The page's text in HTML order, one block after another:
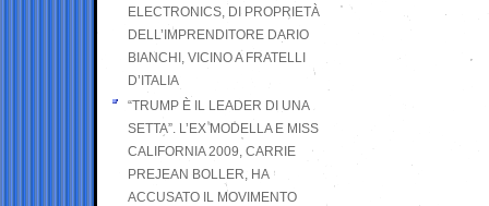
ELECTRONICS, DI PROPRIETÀ
DELL’IMPRENDITORE DARIO
BIANCHI, VICINO A FRATELLI
D’ITALIA
“TRUMP È IL LEADER DI UNA
SETTA”. L’EX MODELLA E MISS
CALIFORNIA 2009, CARRIE
PREJEAN BOLLER, HA
ACCUSATO IL MOVIMENTO